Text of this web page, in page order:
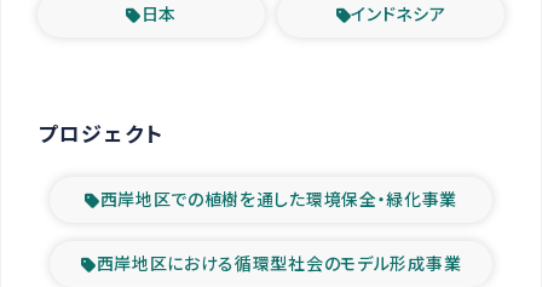
日本 インドネシア
プロジェクト
西岸地区での植樹を通した環境保全・緑化事業
西岸地区における循環型社会のモデル形成事業